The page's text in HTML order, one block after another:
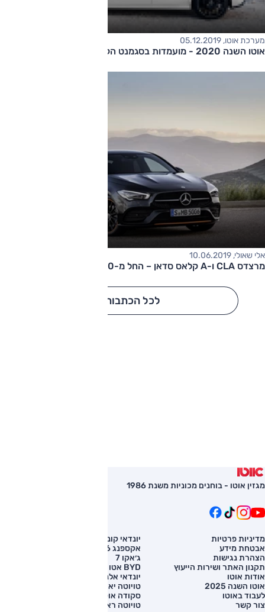
מערכת אוטו, 05.12.2019
​אוטו השנה 2020 - מועמדות בסגמנט הקומפקטיות היוקרתיות
אלי שאולי, 10.06.2019
מרצדס CLA ו-A קלאס סדאן – החל מ-247,000 שקלים
לכל הכתבות
מגזין אוטו - בוחנים מכוניות משנת 1986
מדיניות פרטיות
אבטחת מידע
הצהרת נגישות
תקנון האתר ושירות הייעוץ
אודות אוטו
אוטו השנה 2025
לעבוד באוטו
צור קשר
יונדאי קונה
אקספנג G6
ג׳אקו 7
BYD אטו 3
יונדאי אלנטרה
טויוטה יאריס קרוס
סקודה אוקטביה
טויוטה ראב 4